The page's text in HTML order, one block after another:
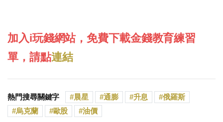
加入i玩錢網站，免費下載金錢教育練習
單，請點連結
熱門搜尋關鍵字 晨星 通膨 升息
俄羅斯
烏克蘭
歐股 油價